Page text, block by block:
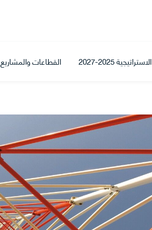
الاستراتيجية 2025-2027 القطاعات والمشاريع